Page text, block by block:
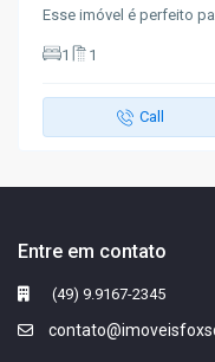
Esse imóvel é perfeito
1 1
Call
Entre em contato
(49) 9.9167-2345